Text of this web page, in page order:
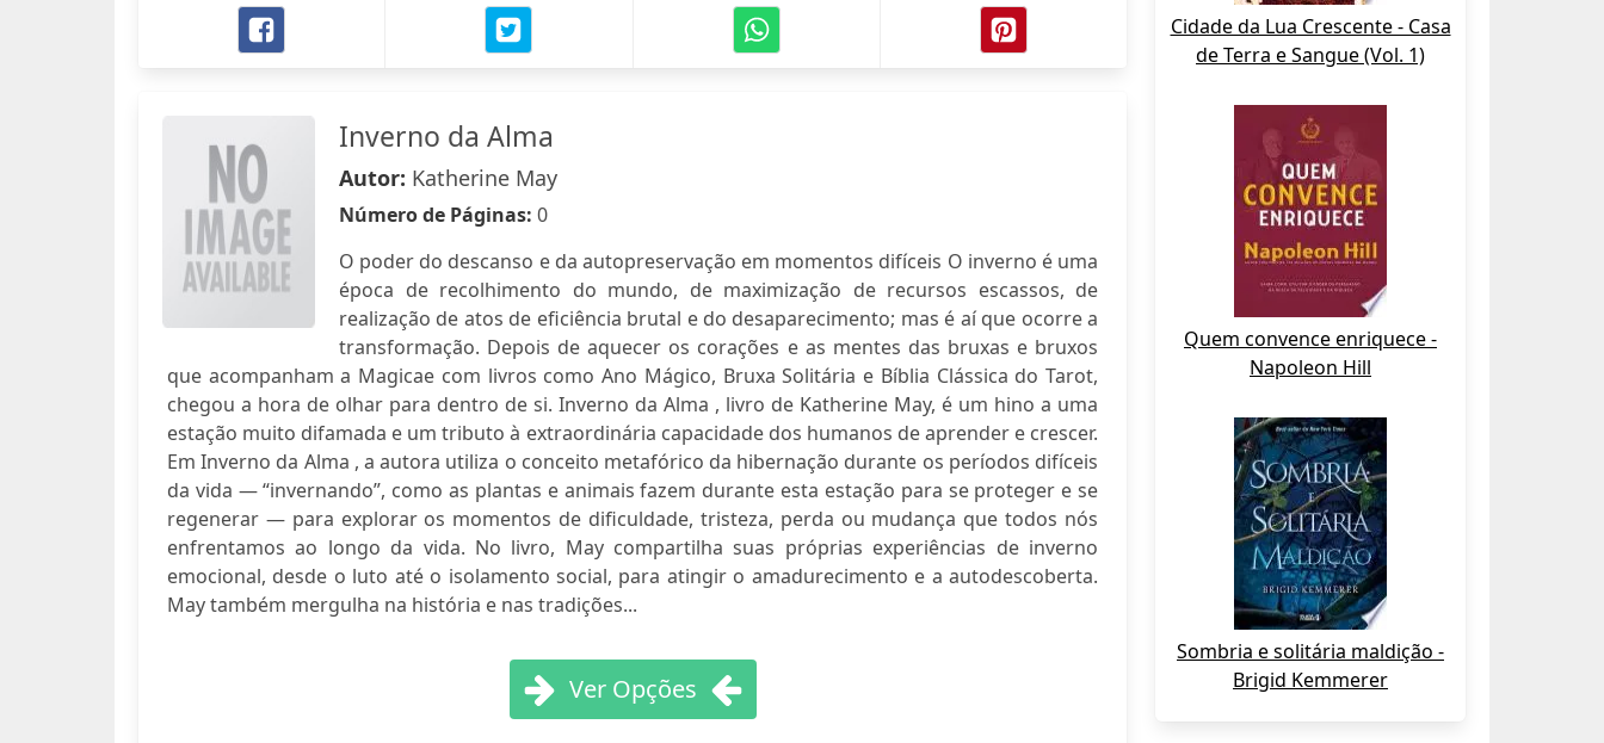
Inverno da Alma
Autor: Katherine May
Número de Páginas: 0
O poder do descanso e da autopreservação em momentos difíceis O inverno é uma
época de recolhimento do mundo, de maximização de recursos escassos, de
realização de atos de eficiência brutal e do desaparecimento; mas é aí que ocorre a
transformação. Depois de aquecer os corações e as mentes das bruxas e bruxos
que acompanham a Magicae com livros como Ano Mágico, Bruxa Solitária e Bíblia Clássica do Tarot,
chegou a hora de olhar para dentro de si. Inverno da Alma , livro de Katherine May, é um hino a uma
estação muito difamada e um tributo à extraordinária capacidade dos humanos de aprender e crescer.
Em Inverno da Alma , a autora utiliza o conceito metafórico da hibernação durante os períodos difíceis
da vida — “invernando”, como as plantas e animais fazem durante esta estação para se proteger e se
regenerar — para explorar os momentos de dificuldade, tristeza, perda ou mudança que todos nós
enfrentamos ao longo da vida. No livro, May compartilha suas próprias experiências de inverno
emocional, desde o luto até o isolamento social, para atingir o amadurecimento e a autodescoberta.
May também mergulha na história e nas tradições...
Ver Opções
Cidade da Lua Crescente - Casa
de Terra e Sangue (Vol. 1)
Quem convence enriquece -
Napoleon Hill
Sombria e solitária maldição -
Brigid Kemmerer